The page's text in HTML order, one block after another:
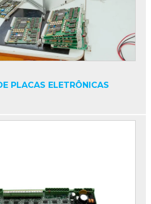
industrial
PLACAS ELETRÔNICAS